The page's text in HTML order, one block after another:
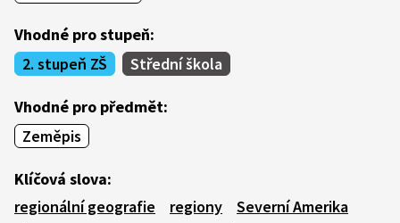
Vhodné pro stupeň:
2. stupeň ZŠ
Střední škola
Vhodné pro předmět:
Zeměpis
Klíčová slova:
regionální geografie
regiony
Severní Amerika